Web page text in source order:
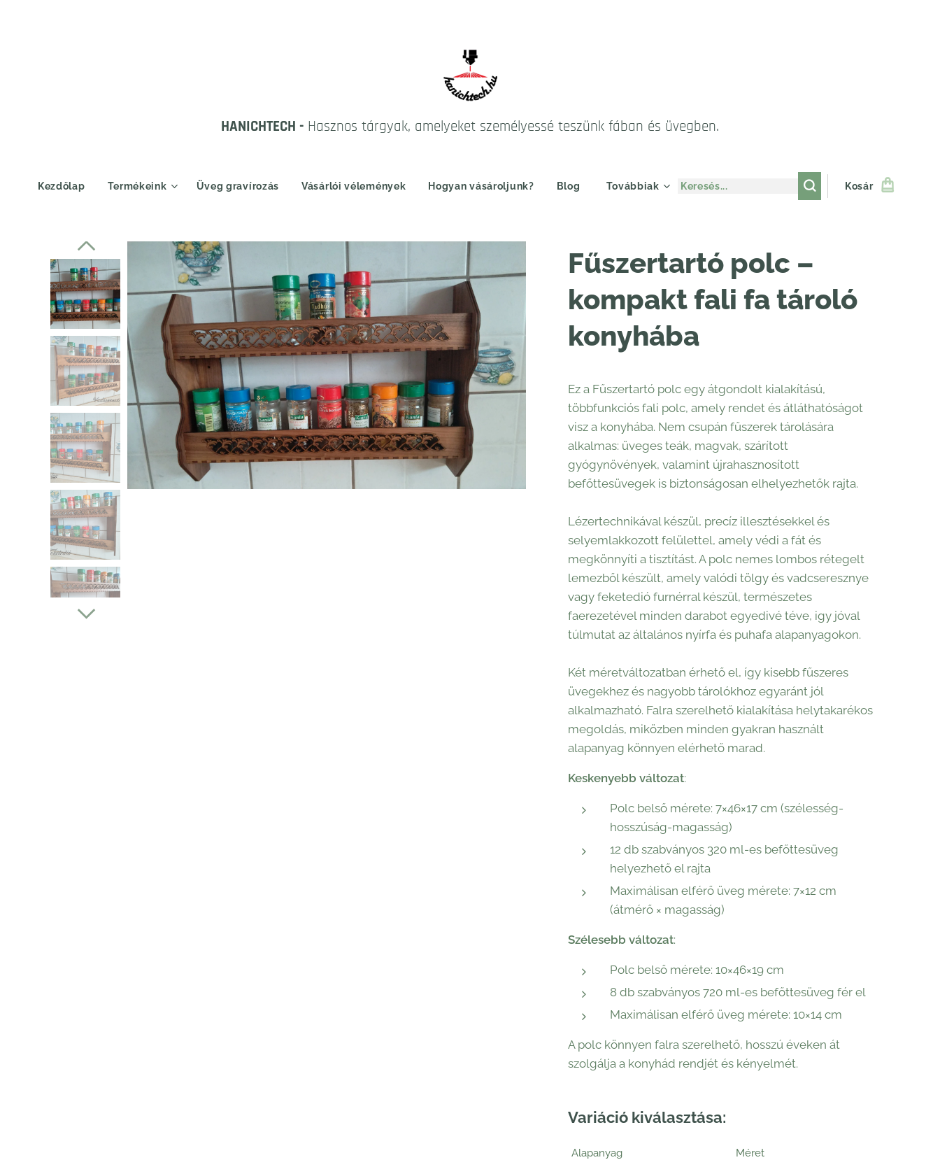
HANICHTECH - Hasznos tárgyak, amelyeket személyessé teszünk fában és üvegben.
Kezdőlap Termékeink Üveg gravírozás Vásárlói vélemények Hogyan vásároljunk? Blog Továbbiak Kosár
Fűszertartó polc –
kompakt fali fa tároló
konyhába
Ez a Fűszertartó polc egy átgondolt kialakítású,
többfunkciós fali polc, amely rendet és átláthatóságot
visz a konyhába. Nem csupán fűszerek tárolására
alkalmas: üveges teák, magvak, szárított
gyógynövények, valamint újrahasznosított
befőttesüvegek is biztonságosan elhelyezhetők rajta.
Lézertechnikával készül, precíz illesztésekkel és
selyemlakkozott felülettel, amely védi a fát és
megkönnyíti a tisztítást. A polc nemes lombos rétegelt
lemezből készült, amely valódi tölgy és vadcseresznye
vagy feketedió furnérral készül, természetes
faerezetével minden darabot egyedivé téve, igy jóval
túlmutat az általános nyírfa és puhafa alapanyagokon.
Két méretváltozatban érhető el, így kisebb fűszeres
üvegekhez és nagyobb tárolókhoz egyaránt jól
alkalmazható. Falra szerelhető kialakítása helytakarékos
megoldás, miközben minden gyakran használt
alapanyag könnyen elérhető marad.
Keskenyebb változat:
Polc belső mérete: 7×46×17 cm (szélesség-
hosszúság-magasság)
12 db szabványos 320 ml-es befőttesüveg
helyezhető el rajta
Maximálisan elférő üveg mérete: 7×12 cm
(átmérő × magasság)
Szélesebb változat:
Polc belső mérete: 10×46×19 cm
8 db szabványos 720 ml-es befőttesüveg fér el
Maximálisan elférő üveg mérete: 10×14 cm
A polc könnyen falra szerelhető, hosszú éveken át
szolgálja a konyhád rendjét és kényelmét.
Variáció kiválasztása:
Alapanyag Méret